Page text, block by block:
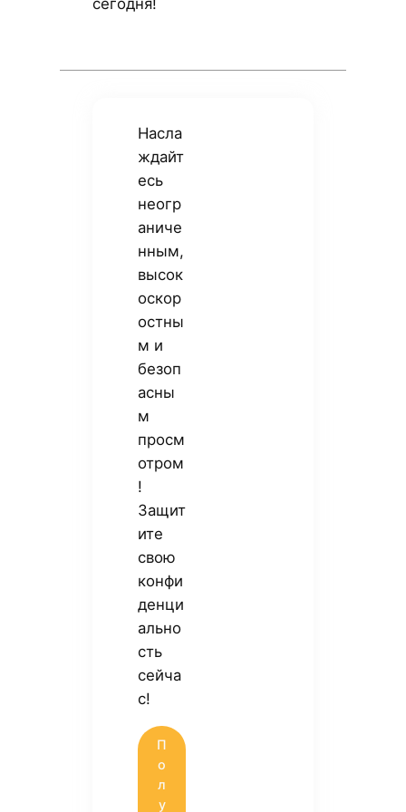
Насла
ждайт
есь
неогр
аниче
нным,
высок
оскор
остны
м и
безоп
асны
м
просм
отром
!
Защит
ите
свою
конфи
денци
ально
сть
сейча
с!
П
о
л
у